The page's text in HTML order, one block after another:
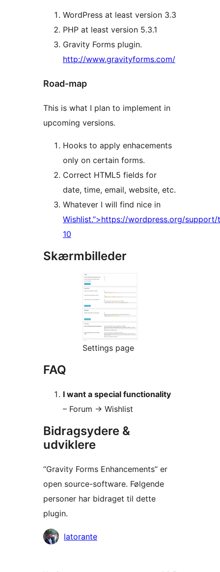
WordPress at least version 3.3
PHP at least version 5.3.1
Gravity Forms plugin.
http://www.gravityforms.com/
Road-map
This is what I plan to implement in
upcoming versions.
Hooks to apply enhacements
only on certain forms.
Correct HTML5 fields for
date, time, email, website, etc.
Whatever I will find nice in
Wishlist.”>https://wordpress.org/
10
Skærmbilleder
Settings page
FAQ
I want a special functionality
– Forum -> Wishlist
Bidragsydere &
udviklere
“Gravity Forms Enhancements” er
open source-software. Følgende
personer har bidraget til dette
plugin.
Bidragsydere
latorante